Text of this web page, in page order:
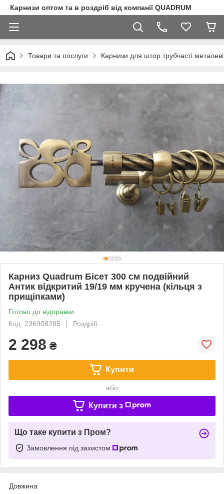
Карнизи оптом та в роздріб від компанії QUADRUM
Товари та послуги Карнизи для штор трубчасті металеві
Карниз Quadrum Бісет 300 см подвійний
Антик відкритий 19/19 мм кручена (кільця з
прищіпками)
Готово до відправки
Код: 236908285
Роздріб
2 298 ₴
Купити
або
Купити з
Що таке купити з Пром?
Замовлення під захистом
Довжина